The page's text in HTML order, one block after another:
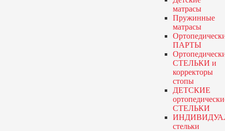
матрасы
Пружинные
матрасы
ПАРТЫ
СТЕЛЬКИ и
корректоры
стопы
ДЕТСКИЕ
СТЕЛЬКИ
стельки